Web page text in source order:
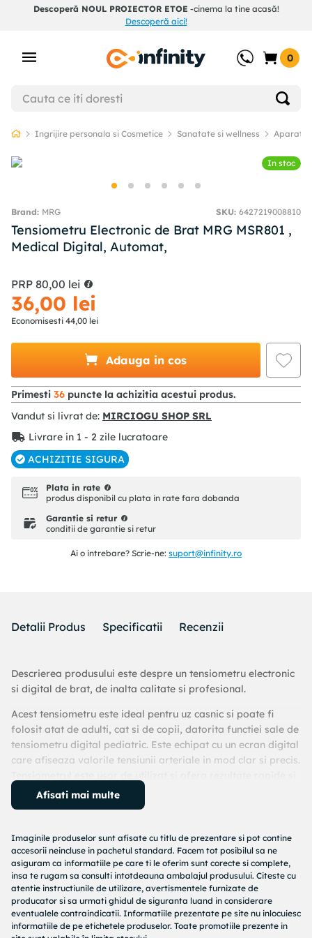
Descoperă NOUL PROIECTOR ETOE -cinema la tine acasă!
Descoperă aici!
0
Ingrijire personala si Cosmetice Sanatate si wellness Aparate
In stoc
MRG SKU: 6427219008810
Tensiometru Electronic de Brat MRG MSR801 ,
Medical Digital, Automat,
PRP 80,00 lei
36,00 lei
Economisesti 44,00 lei
Adauga in cos
Primesti 36 puncte la achizitia acestui produs.
Vandut si livrat de: MIRCIOGU SHOP SRL
Livrare in 1 - 2 zile lucratoare
ACHIZITIE SIGURA
Plata in rate
produs disponibil cu plata in rate fara dobanda
Garantie si retur
conditii de garantie si retur
Ai o intrebare? Scrie-ne: suport@infinity.ro
Detalii Produs Specificatii Recenzii
Descrierea produsului este despre un tensiometru electronic
si digital de brat, de inalta calitate si profesional.
Acest tensiometru este ideal pentru uz casnic si poate fi
folosit atat de adulti, cat si de copii, datorita functiei sale de
tensiometru digital pediatric. Este echipat cu un ecran digital
care afiseaza valorile tensiunii arteriale in mod clar si precis.
precise.
masoara tensiunea arteriala intre 40mmHg (0KPa) -
280mmHg. Poate fi folosit intr-un interval de temperatura
cuprins intre -20C si 55C, ceea ce il face potrivit pentru
utilizare in diverse medii.
Tensiometrul este fabricat din plastic ABS de inalta calitate,
care asigura rezistenta si durabilitate pe termen lung.
Designul sau alb elegant si compact il face usor de
Afisati mai multe
Imaginile produselor sunt afisate cu titlu de prezentare si pot contine
accesorii neincluse in pachetul standard. Facem tot posibilul sa ne
asiguram ca informatiile pe care ti le oferim sunt corecte si complete,
insa te rugam sa consulti intotdeauna ambalajul produsului. Citeste cu
atentie instructiunile de utilizare, avertismentele furnizate de
producator si sa urmati ghidul de siguranta luand in considerare
eventualele contraindicatii. Informatiile prezentate pe site nu inlocuiesc
informatiile de pe etichetele produselor. Toate promotiile prezente in